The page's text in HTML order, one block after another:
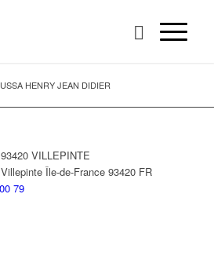
HENRY JEAN DIDIER
VILLEPINTE
Villepinte Île-de-France 93420 FR
79